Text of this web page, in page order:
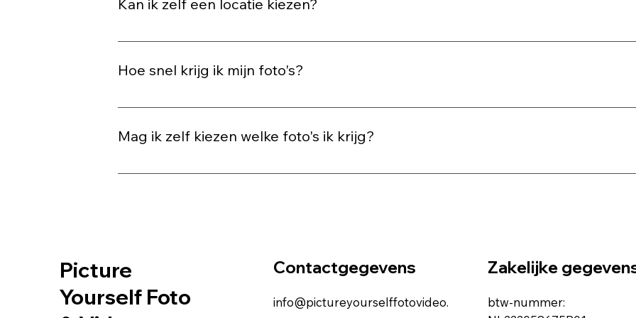
Kan ik zelf een locatie kiezen?
Nee, de locatie wordt vooraf bepaald zodat we snel kunnen werken en iedereen een consistente
Hoe snel krijg ik mijn foto's?
Je ontvangt de bewerkte foto's binnen 1 à 2 weken na de shoot via een persoonlijke online
Mag ik zelf kiezen welke foto's ik krijg?
In de meeste gevallen selecteren wij de beste beelden voor je, zodat je verzekerd bent van een
Picture
Yourself Foto
Contactgegevens
info@pictureyourselffotovideo.
Zakelijke
btw-nummer: